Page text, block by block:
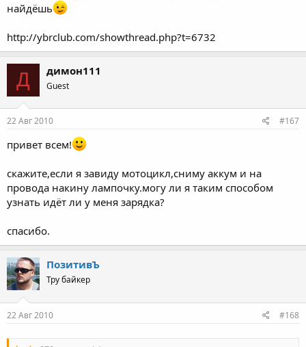
найдёшь
http://ybrclub.com/showthread.php?t=6732
Д димон111
Guest
22 Авг 2010 #167
привет всем!
скажите,если я завиду мотоцикл,сниму аккум и на
провода накину лампочку.могу ли я таким способом
узнать идёт ли у меня зарядка?
спасибо.
ПозитивЪ
Тру байкер
22 Авг 2010 #168